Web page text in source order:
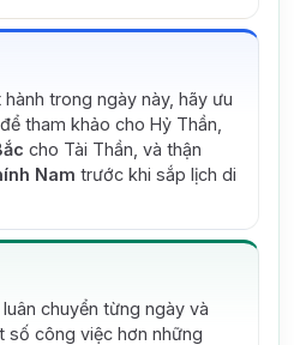
trong ngày này, hãy ưu
để tham khảo cho Hỷ Thần,
cho Tài Thần, và thận
Nam trước khi sắp lịch di
chuyển từng ngày và
công việc hơn những